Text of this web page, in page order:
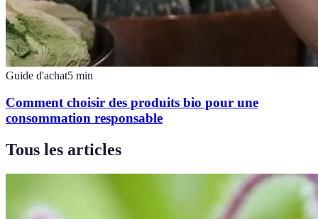
Guide d'achat5 min
Comment choisir des produits bio pour une
consommation responsable
Tous les articles